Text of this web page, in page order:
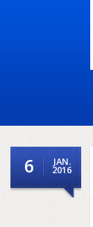
6 JAN.
2016